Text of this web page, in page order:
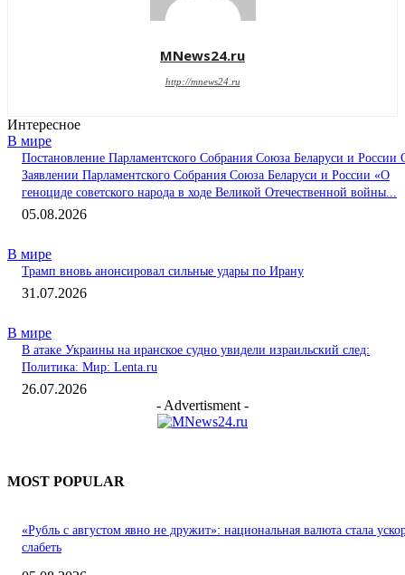
MNews24.ru
http://mnews24.ru
Интересное
В мире
Постановление Парламентского Собрания Союза Беларуси и России
Заявлении Парламентского Собрания Союза Беларуси и России «О
геноциде советского народа в ходе Великой Отечественной войны...
05.08.2026
В мире
Трамп вновь анонсировал сильные удары по Ирану
31.07.2026
В мире
В атаке Украины на иранское судно увидели израильский след:
Политика: Мир: Lenta.ru
26.07.2026
- Advertisment -
MOST POPULAR
«Рубль с августом явно не дружит»: национальная валюта стала
слабеть